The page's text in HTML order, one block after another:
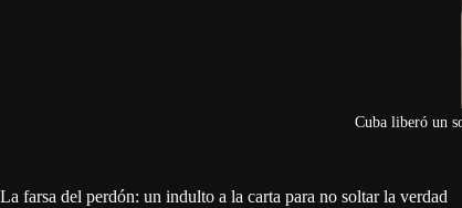
Cuba liberó un
La farsa del perdón: un indulto a la carta para no soltar la verdad